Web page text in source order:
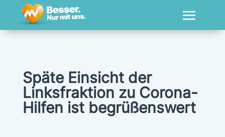
Späte Einsicht der
Linksfraktion zu Corona-
Hilfen ist begrüßenswert